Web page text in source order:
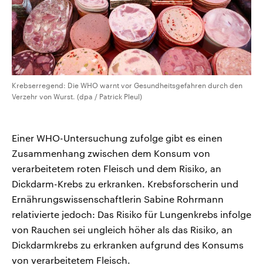
Krebserregend: Die WHO warnt vor Gesundheitsgefahren durch den
Verzehr von Wurst. (dpa / Patrick Pleul)
Einer WHO-Untersuchung zufolge gibt es einen
Zusammenhang zwischen dem Konsum von
verarbeitetem roten Fleisch und dem Risiko, an
Dickdarm-Krebs zu erkranken. Krebsforscherin und
Ernährungswissenschaftlerin Sabine Rohrmann
relativierte jedoch: Das Risiko für Lungenkrebs infolge
von Rauchen sei ungleich höher als das Risiko, an
Dickdarmkrebs zu erkranken aufgrund des Konsums
von verarbeitetem Fleisch.